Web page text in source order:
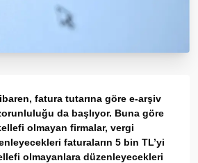
fatura tutarına göre e-arşiv
da başlıyor. Buna göre
olmayan firmalar, vergi
faturaların 5 bin TL’yi
olmayanlara düzenleyecekleri